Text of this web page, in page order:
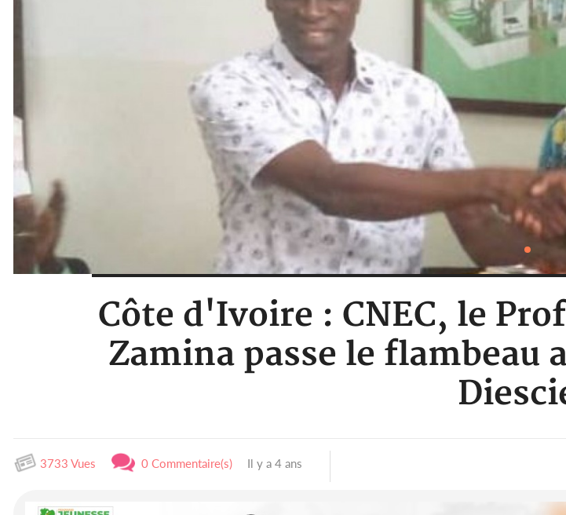
Côte d'Ivoire : CNEC, le
Zamina passe le flambeau
3733 Vues 0 Commentaire(s) Il y a 4 ans